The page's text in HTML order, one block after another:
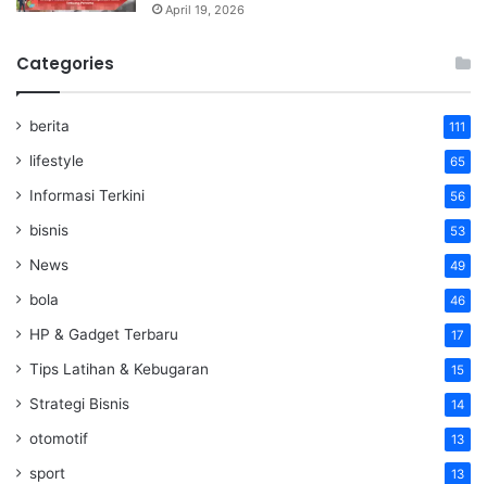
April 19, 2026
Categories
berita 111
lifestyle 65
Informasi Terkini 56
bisnis 53
News 49
bola 46
HP & Gadget Terbaru 17
Tips Latihan & Kebugaran 15
Strategi Bisnis 14
otomotif 13
sport 13